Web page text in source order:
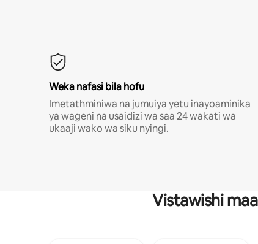
Weka nafasi bila hofu
Imetathminiwa na jumuiya yetu inayoaminika
ya wageni na usaidizi wa saa 24 wakati wa
ukaaji wako wa siku nyingi.
Vistawishi